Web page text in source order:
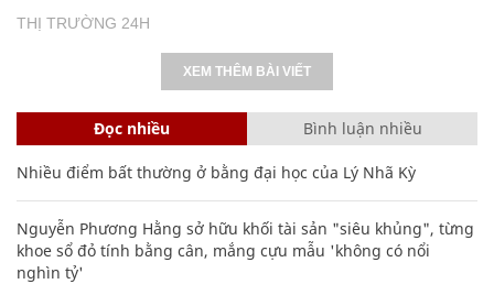
THỊ TRƯỜNG 24H
XEM THÊM BÀI VIẾT
Đọc nhiều Bình luận nhiều
Nhiều điểm bất thường ở bằng đại học của Lý Nhã Kỳ
Nguyễn Phương Hằng sở hữu khối tài sản "siêu khủng", từng
khoe sổ đỏ tính bằng cân, mắng cựu mẫu 'không có nổi
nghìn tỷ'